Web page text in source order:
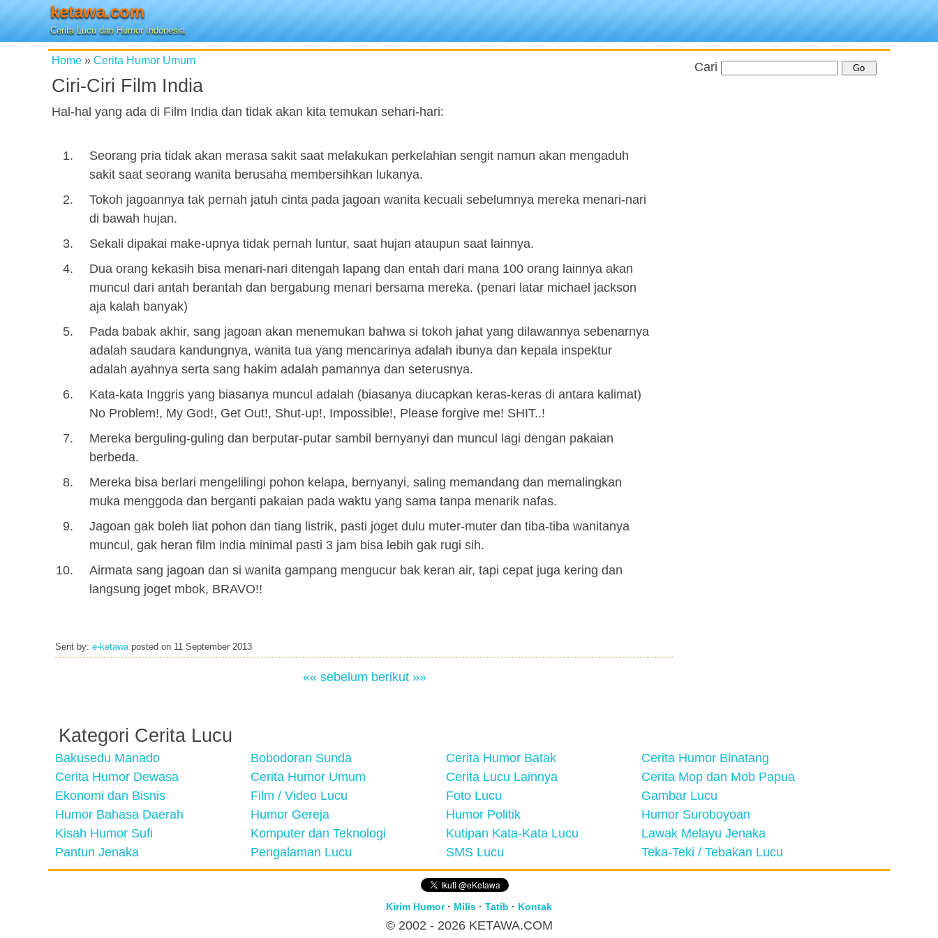
ketawa.com
Cerita Lucu dan Humor Indonesia
Home » Cerita Humor Umum
Ciri-Ciri Film India
Hal-hal yang ada di Film India dan tidak akan kita temukan sehari-hari:
Seorang pria tidak akan merasa sakit saat melakukan perkelahian sengit namun akan mengaduh
sakit saat seorang wanita berusaha membersihkan lukanya.
Tokoh jagoannya tak pernah jatuh cinta pada jagoan wanita kecuali sebelumnya mereka menari-nari
di bawah hujan.
Sekali dipakai make-upnya tidak pernah luntur, saat hujan ataupun saat lainnya.
Dua orang kekasih bisa menari-nari ditengah lapang dan entah dari mana 100 orang lainnya akan
muncul dari antah berantah dan bergabung menari bersama mereka. (penari latar michael jackson
aja kalah banyak)
Pada babak akhir, sang jagoan akan menemukan bahwa si tokoh jahat yang dilawannya sebenarnya
adalah saudara kandungnya, wanita tua yang mencarinya adalah ibunya dan kepala inspektur
adalah ayahnya serta sang hakim adalah pamannya dan seterusnya.
Kata-kata Inggris yang biasanya muncul adalah (biasanya diucapkan keras-keras di antara kalimat)
No Problem!, My God!, Get Out!, Shut-up!, Impossible!, Please forgive me! SHIT..!
Mereka berguling-guling dan berputar-putar sambil bernyanyi dan muncul lagi dengan pakaian
berbeda.
Mereka bisa berlari mengelilingi pohon kelapa, bernyanyi, saling memandang dan memalingkan
muka menggoda dan berganti pakaian pada waktu yang sama tanpa menarik nafas.
Jagoan gak boleh liat pohon dan tiang listrik, pasti joget dulu muter-muter dan tiba-tiba wanitanya
muncul, gak heran film india minimal pasti 3 jam bisa lebih gak rugi sih.
Airmata sang jagoan dan si wanita gampang mengucur bak keran air, tapi cepat juga kering dan
langsung joget mbok, BRAVO!!
Sent by: e-ketawaposted on 11 September 2013
«« sebelum berikut »»
Cari
Kategori Cerita Lucu
Bakusedu Manado Bobodoran Sunda Cerita Humor Batak
Cerita Humor Binatang
Cerita Humor Dewasa
Cerita Humor Umum Cerita Lucu Lainnya
Cerita Mop dan Mob Papua
Ekonomi dan Bisnis
Film / Video Lucu Foto Lucu
Gambar Lucu
Humor Bahasa Daerah
Humor Gereja Humor Politik
Humor Suroboyoan
Kisah Humor Sufi
Komputer dan Teknologi Kutipan Kata-Kata Lucu
Lawak Melayu Jenaka
Pantun Jenaka
Pengalaman Lucu SMS Lucu Teka-Teki / Tebakan Lucu
Kirim Humor· Milis · Tatib · Kontak
© 2002 - 2026 KETAWA.COM